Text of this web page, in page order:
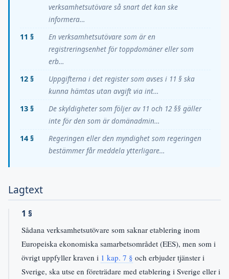
verksamhetsutövare så snart det kan ske
informera…
11 §
En verksamhetsutövare som är en
registreringsenhet för toppdomäner eller som
erb…
12 §
Uppgifterna i det register som avses i 11 § ska
kunna hämtas utan avgift via int…
13 §
De skyldigheter som följer av 11 och 12 §§ gäller
inte för den som är domänadmin…
14 §
Regeringen eller den myndighet som regeringen
bestämmer får meddela ytterligare…
Lagtext
1 §
Sådana verksamhetsutövare som saknar etablering inom
Europeiska ekonomiska samarbetsområdet (EES), men som i
övrigt uppfyller kraven i 1 kap. 7 § och erbjuder tjänster i
Sverige, ska utse en företrädare med etablering i Sverige eller i